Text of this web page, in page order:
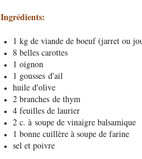
Ingrédients:
1 kg de viande de boeuf (jarret ou
8 belles carottes
1 oignon
1 gousses d'ail
huile d'olive
2 branches de thym
4 feuilles de laurier
2 c. à soupe de vinaigre balsamique
1 bonne cuillère à soupe de farine
sel et poivre